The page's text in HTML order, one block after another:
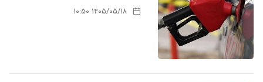
۱۴۰۵/۰۵/۱۸ ۱۰:۵۰